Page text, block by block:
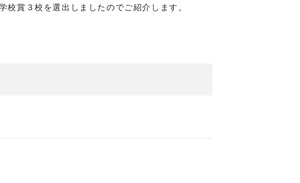
賞３校を選出しましたのでご紹介します。